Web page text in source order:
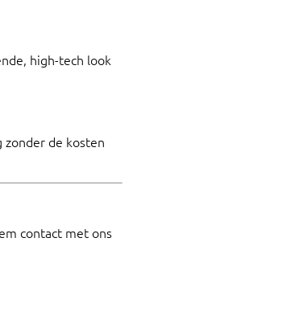
high-tech look
de kosten
contact met ons